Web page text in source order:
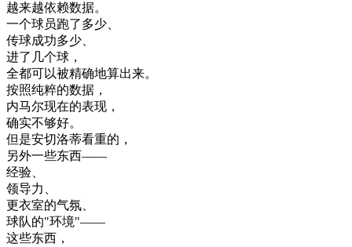
越来越依赖数据。
一个球员跑了多少、
传球成功多少、
进了 几个球 ，
全都可以被精确地算出来。
按照纯粹的数据 ，
内马尔现在的表现 ，
确实不够好。
但是安切洛蒂看重的 ，
另外一些东西——
经验、
领导力 、
更衣室的气氛、
球队的"环境"——
这些东西 ，